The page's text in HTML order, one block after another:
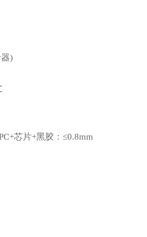
)
芯片+黑胶：≤0.8mm